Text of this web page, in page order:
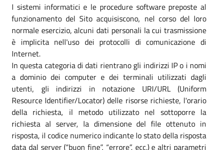
I sistemi informatici e le procedure software preposte al
funzionamento del Sito acquisiscono, nel corso del loro
normale esercizio, alcuni dati personali la cui trasmissione
è implicita nell'uso dei protocolli di comunicazione di
Internet.
In questa categoria di dati rientrano gli indirizzi IP o i nomi
a dominio dei computer e dei terminali utilizzati dagli
utenti, gli indirizzi in notazione URI/URL (Uniform
Resource Identifier/Locator) delle risorse richieste, l'orario
della richiesta, il metodo utilizzato nel sottoporre la
richiesta al server, la dimensione del file ottenuto in
risposta, il codice numerico indicante lo stato della risposta
data dal server (“buon fine”, “errore”, ecc.) e altri parametri